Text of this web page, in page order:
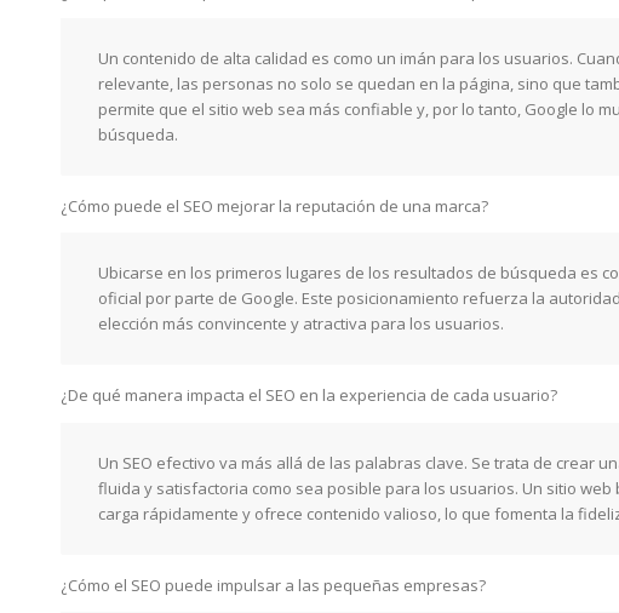
Un contenido de alta calidad es como un imán para los usuarios.
relevante, las personas no solo se quedan en la página, sino que
permite que el sitio web sea más confiable y, por lo tanto, Google lo
búsqueda.
¿Cómo puede el SEO mejorar la reputación de una marca?
Ubicarse en los primeros lugares de los resultados de búsqueda es
oficial por parte de Google. Este posicionamiento refuerza la
elección más convincente y atractiva para los usuarios.
¿De qué manera impacta el SEO en la experiencia de cada usuario?
Un SEO efectivo va más allá de las palabras clave. Se trata de crear
fluida y satisfactoria como sea posible para los usuarios. Un sitio web
carga rápidamente y ofrece contenido valioso, lo que fomenta la
¿Cómo el SEO puede impulsar a las pequeñas empresas?